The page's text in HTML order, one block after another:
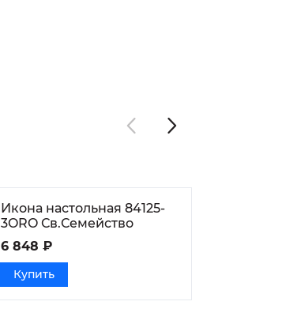
Икона настольная 84125-
3ORO Св.Семейство
6 848 ₽
Купить